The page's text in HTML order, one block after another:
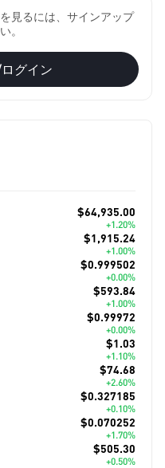
見るには、サインアップ
。
グイン
$64,935.00
+1.20%
$1,915.24
+1.00%
$0.999502
+0.00%
$593.84
+1.00%
$0.99972
+0.00%
$1.03
+1.10%
$74.68
+2.60%
$0.327185
+0.10%
$0.070252
+1.70%
$505.30
+0.50%